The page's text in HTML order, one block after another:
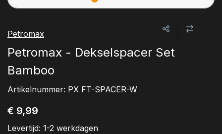
Petromax
Petromax - Dekselspacer Set
Bamboo
Artikelnummer: PX FT-SPACER-W
€ 9,99
Levertijd: 1-2 werkdagen